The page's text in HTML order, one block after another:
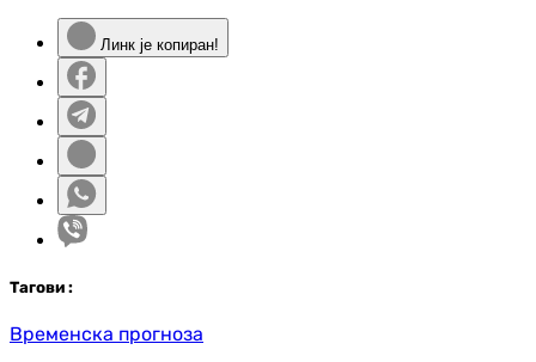
Линк је копиран!
Тагови :
Временска прогноза